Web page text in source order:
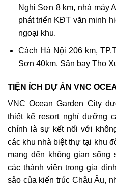
Nghi Sơn 8 km, nhà máy
phát triển KĐT văn minh
ngoại khu.
Cách Hà Nội 206 km,
Sơn 40km. Sân bay Thọ
TIỆN ÍCH DỰ ÁN VNC
VNC Ocean Garden City
thiết kế resort nghỉ dưỡng
chính là sự kết nối với
các khu nhà biệt thự tại khu
mang đến không gian sống
các thành viên trong gia
sảo của kiến trúc Châu Âu,